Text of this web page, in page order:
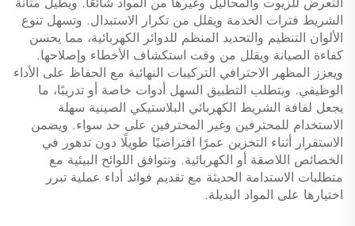
الشريط فترات الخدمة ويقلل من تكرار الاستبدال. وتسهل تنوع
الألوان التنظيم والتحديد المنظم للدوائر الكهربائية، مما يحسن
كفاءة الصيانة ويقلل من وقت استكشاف الأخطاء وإصلاحها.
ويعزز المظهر الاحترافي التركيبات النهائية مع الحفاظ على الأداء
الوظيفي. ويتطلب التطبيق السهل أدوات خاصة أو تدريبًا، ما
يجعل لفافة الشريط الكهربائي البلاستيكي الصينية سهلة
الاستخدام للمحترفين وغير المحترفين على حد سواء. ويضمن
الاستقرار أثناء التخزين عمرًا افتراضيًا طويلًا دون تدهور في
الخصائص اللاصقة أو الكهربائية. وتتوافق اللوائح البيئية مع
متطلبات الاستدامة الحديثة مع تقديم فوائد أداء عملية تبرر
اختيارها على المواد البديلة.